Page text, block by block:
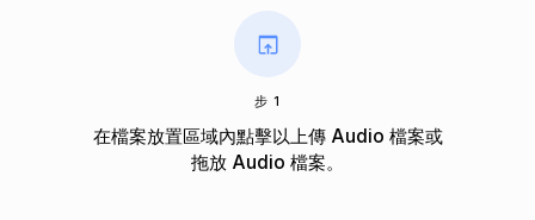
步 1
在檔案放置區域內點擊以上傳 Audio 檔案或
拖放 Audio 檔案。